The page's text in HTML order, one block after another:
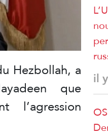
Hezbollah, a
que
l’agression
il